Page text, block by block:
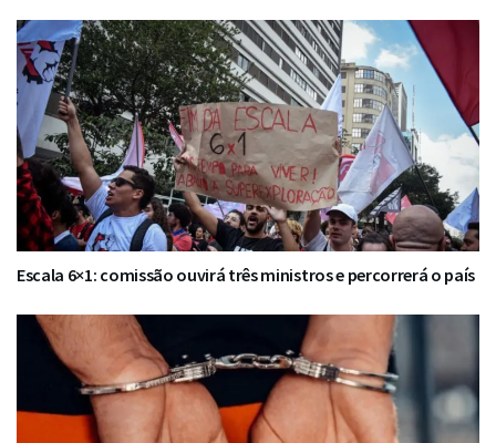
Escala 6×1: comissão ouvirá três ministros e percorrerá o país